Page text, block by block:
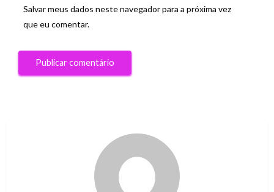
Salvar meus dados neste navegador para a próxima vez
que eu comentar.